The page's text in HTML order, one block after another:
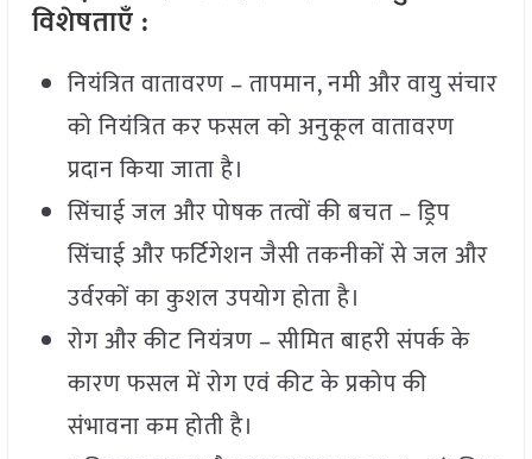
विशेषताएँ :
नियंत्रित वातावरण – तापमान, नमी और वायु संचार
को नियंत्रित कर फसल को अनुकूल वातावरण
प्रदान किया जाता है।
सिंचाई जल और पोषक तत्वों की बचत – ड्रिप
सिंचाई और फर्टिगेशन जैसी तकनीकों से जल और
उर्वरकों का कुशल उपयोग होता है।
रोग और कीट नियंत्रण – सीमित बाहरी संपर्क के
कारण फसल में रोग एवं कीट के प्रकोप की
संभावना कम होती है।